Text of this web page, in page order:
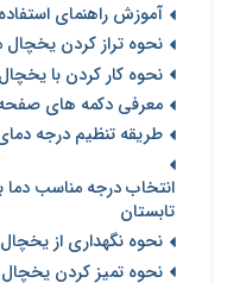
آموزش راهنمای
نحوه تراز کردن یخچال
نحوه کار کردن با
معرفی دکمه های
طریقه تنظیم درجه
انتخاب درجه مناسب دما
تابستان
نحوه نگهداری از
نحوه تمیز کردن یخچال